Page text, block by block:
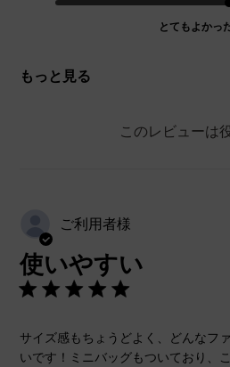
とてもよかっ
もっと見る
このレビューは
ご利用者様
使いやすい
サイズ感もちょうどよく、どんなフ
いです！ミニバッグもついており、